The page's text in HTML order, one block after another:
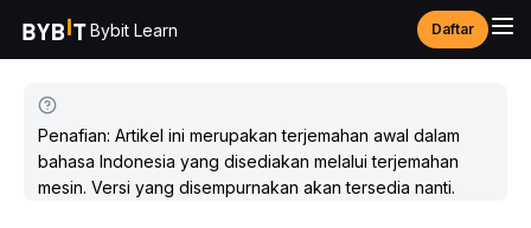
Bybit Learn Daftar
Penafian: Artikel ini merupakan terjemahan awal dalam
bahasa Indonesia yang disediakan melalui terjemahan
mesin. Versi yang disempurnakan akan tersedia nanti.